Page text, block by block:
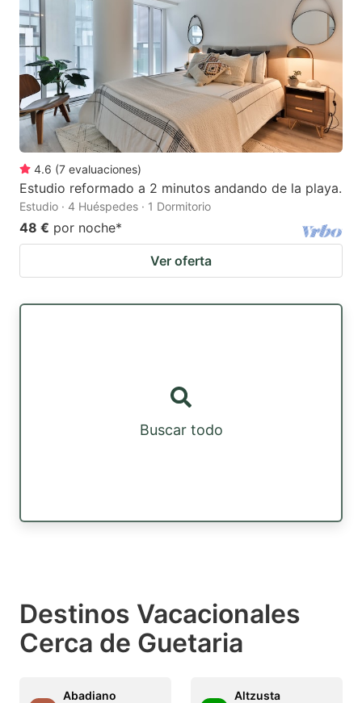
4.6 (7 evaluaciones)
Estudio reformado a 2 minutos andando de la playa.
Estudio · 4 Huéspedes · 1 Dormitorio
48 € por noche*
Ver oferta
Buscar todo
Destinos Vacacionales
Cerca de Guetaria
Abadiano
Altzusta